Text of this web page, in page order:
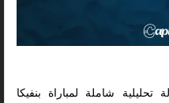
شاملة لمباراة بنفيكا